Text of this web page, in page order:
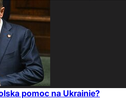
pomoc na Ukrainie?